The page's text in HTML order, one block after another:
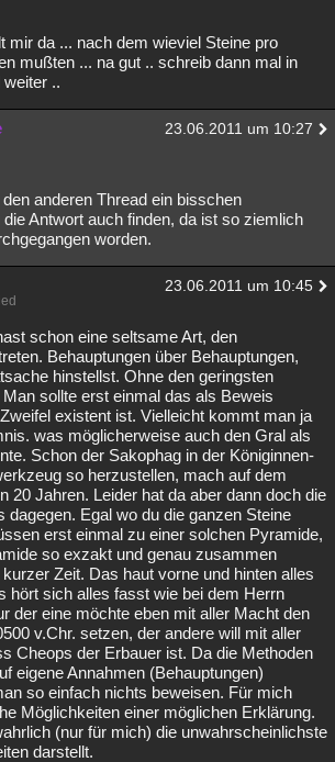
mir da ... nach dem wieviel Steine pro
mußten ... na gut .. schreib dann mal in
..
23.06.2011 um 10:27
anderen Thread ein bisschen
Antwort auch finden, da ist so ziemlich
worden.
23.06.2011 um 10:45
schon eine seltsame Art, den
Behauptungen über Behauptungen,
hinstellst. Ohne den geringsten
sollte erst einmal das als Beweis
existent ist. Vielleicht kommt man ja
was möglicherweise auch den Gral als
Schon der Sakophag in der Königinnen-
so herzustellen, mach auf dem
20 Jahren. Leider hat da aber dann doch die
dagegen. Egal wo du die ganzen Steine
erst einmal zu einer solchen Pyramide,
so exzakt und genau zusammen
Zeit. Das haut vorne und hinten alles
hört sich alles fasst wie bei dem Herrn
der eine möchte eben mit aller Macht den
v.Chr. setzen, der andere will mit aller
Cheops der Erbauer ist. Da die Methoden
eigene Annahmen (Behauptungen)
so einfach nichts beweisen. Für mich
Möglichkeiten einer möglichen Erklärung.
(nur für mich) die unwahrscheinlichste
darstellt.